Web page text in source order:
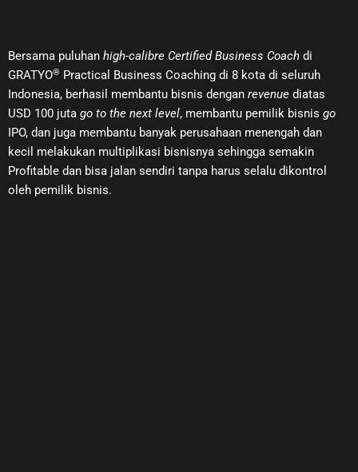
Bersama puluhan high-calibre Certified Business Coach di
GRATYO® Practical Business Coaching di 8 kota di seluruh
Indonesia, berhasil membantu bisnis dengan revenue diatas
USD 100 juta go to the next level, membantu pemilik bisnis go
IPO, dan juga membantu banyak perusahaan menengah dan
kecil melakukan multiplikasi bisnisnya sehingga semakin
Profitable dan bisa jalan sendiri tanpa harus selalu dikontrol
oleh pemilik bisnis.